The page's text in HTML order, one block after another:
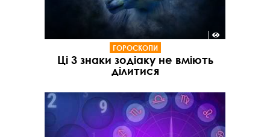
ГОРОСКОПИ
Ці 3 знаки зодіаку не вміють
ділитися